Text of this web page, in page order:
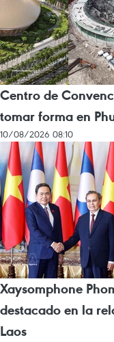
Centro de
tomar forma en
10/08/2026 08:10
Xaysomphone
destacado en la
Laos